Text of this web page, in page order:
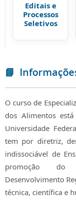
Editais e
Processos
Seletivos
📘
O curso de
dos Alimentos
Universidade
tem por diretriz,
indissociável de
promoção do
Desenvolvimento
técnica, científica e